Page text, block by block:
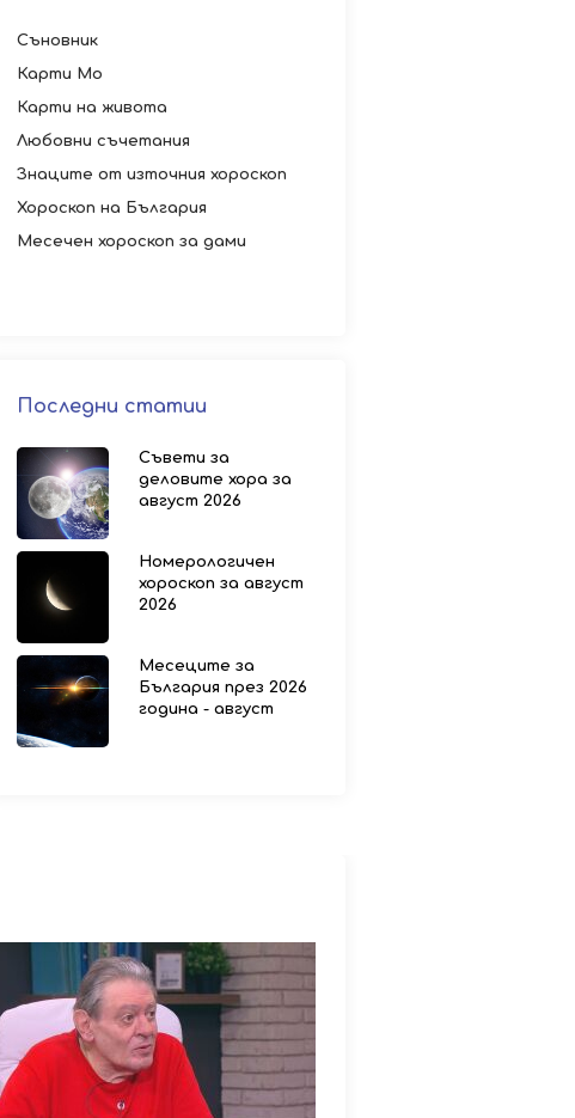
Съновник
Карти Мо
Карти на живота
Любовни съчетания
Знаците от източния хороскоп
Хороскоп на България
Месечен хороскоп за дами
Последни статии
Съвети за
деловите хора за
август 2026
Номерологичен
хороскоп за август
2026
Месеците за
България през 2026
година - август